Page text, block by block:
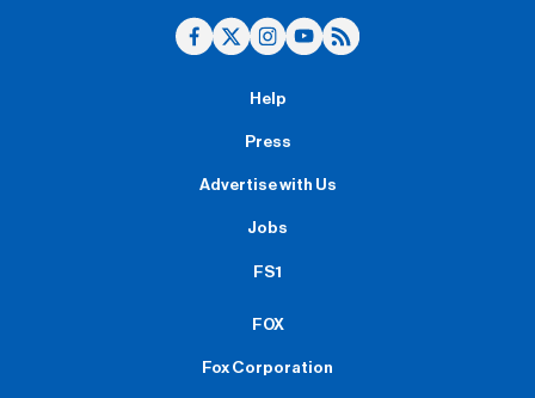
Help
Press
Advertise with Us
Jobs
FS1
FOX
Fox Corporation